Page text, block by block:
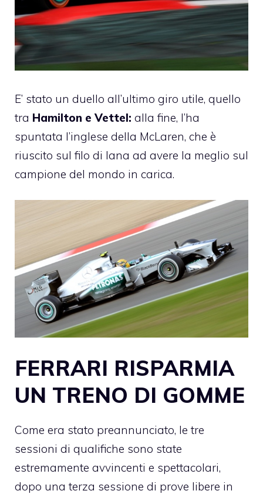
E’ stato un duello all’ultimo giro utile, quello
tra Hamilton e Vettel: alla fine, l’ha
spuntata l’inglese della McLaren, che è
riuscito sul filo di lana ad avere la meglio sul
campione del mondo in carica.
FERRARI RISPARMIA
UN TRENO DI GOMME
Come era stato preannunciato, le tre
sessioni di qualifiche sono state
estremamente avvincenti e spettacolari,
dopo una terza sessione di prove libere in